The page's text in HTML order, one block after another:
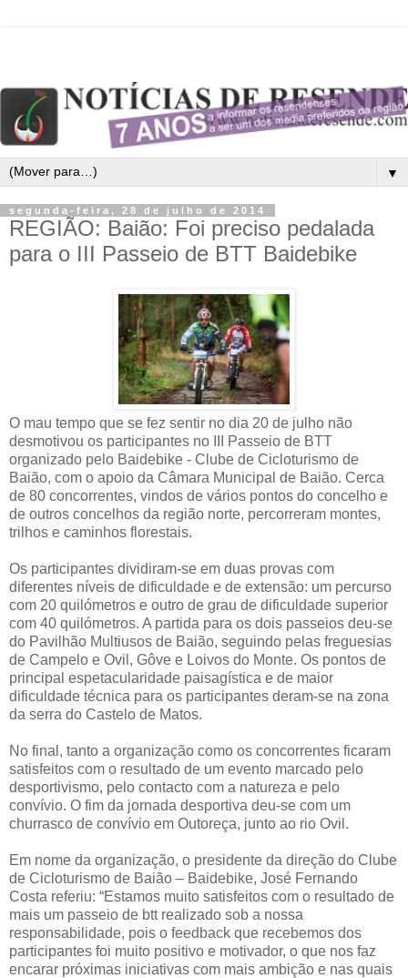
▼
segunda-feira, 28 de julho de 2014
REGIÃO: Baião: Foi preciso pedalada
para o III Passeio de BTT Baidebike
O mau tempo que se fez sentir no dia 20 de julho não
desmotivou os participantes no III Passeio de BTT
organizado pelo Baidebike - Clube de Cicloturismo de
Baião, com o apoio da Câmara Municipal de Baião. Cerca
de 80 concorrentes, vindos de vários pontos do concelho e
de outros concelhos da região norte, percorreram montes,
trilhos e caminhos florestais.
Os participantes dividiram-se em duas provas com
diferentes níveis de dificuldade e de extensão: um percurso
com 20 quilómetros e outro de grau de dificuldade superior
com 40 quilómetros. A partida para os dois passeios deu-se
do Pavilhão Multiusos de Baião, seguindo pelas freguesias
de Campelo e Ovil, Gôve e Loivos do Monte. Os pontos de
principal espetacularidade paisagística e de maior
dificuldade técnica para os participantes deram-se na zona
da serra do Castelo de Matos.
No final, tanto a organização como os concorrentes ficaram
satisfeitos com o resultado de um evento marcado pelo
desportivismo, pelo contacto com a natureza e pelo
convívio. O fim da jornada desportiva deu-se com um
churrasco de convívio em Outoreça, junto ao rio Ovil.
Em nome da organização, o presidente da direção do Clube
de Cicloturismo de Baião – Baidebike, José Fernando
Costa referiu: “Estamos muito satisfeitos com o resultado de
mais um passeio de btt realizado sob a nossa
responsabilidade, pois o feedback que recebemos dos
participantes foi muito positivo e motivador, o que nos faz
encarar próximas iniciativas com mais ambição e nas quais